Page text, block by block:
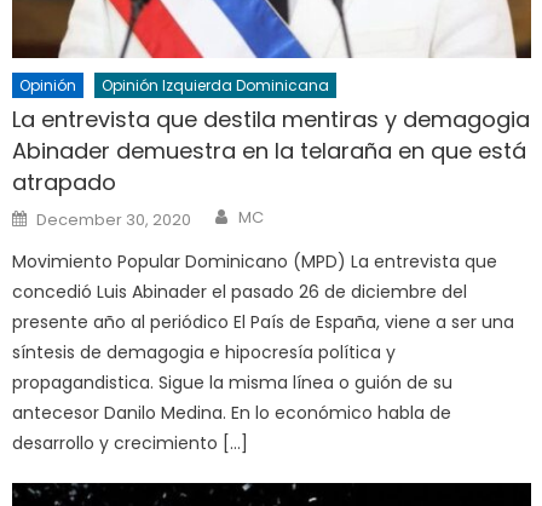
Opinión Opinión Izquierda Dominicana
La entrevista que destila mentiras y demagogia
Abinader demuestra en la telaraña en que está
atrapado
Posted
on
December 30, 2020 Author
MC
Movimiento Popular Dominicano (MPD) La entrevista que
concedió Luis Abinader el pasado 26 de diciembre del
presente año al periódico El País de España, viene a ser una
síntesis de demagogia e hipocresía política y
propagandistica. Sigue la misma línea o guión de su
antecesor Danilo Medina. En lo económico habla de
desarrollo y crecimiento […]